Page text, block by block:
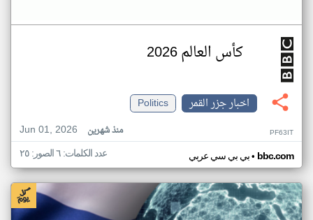
كأس العالم 2026
اخبار جزر القمر
Politics
Jun 01, 2026
منذ شهرين PF63IT
بي بي سي عربي• bbc.com عدد الكلمات: ٦ الصور: ٢٥